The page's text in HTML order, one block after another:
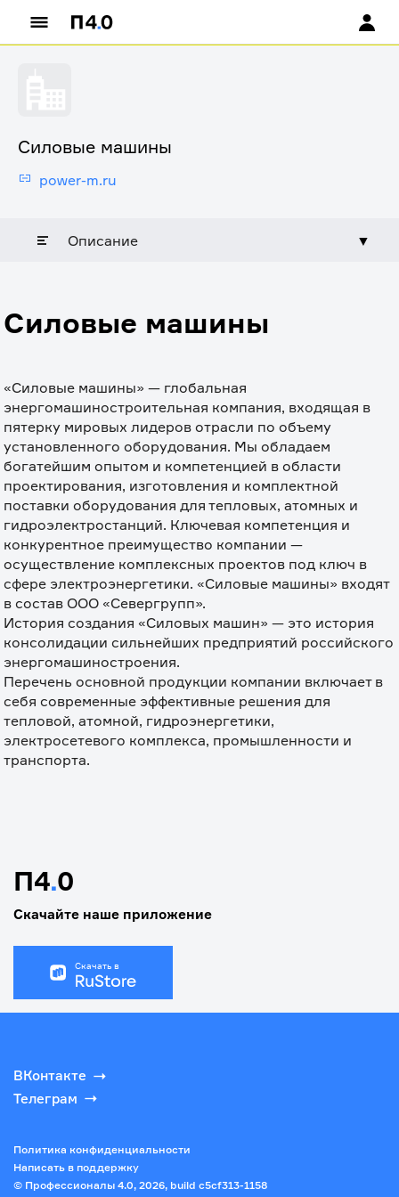
Силовые машины
power-m.ru
Описание ▼
Силовые машины
«Силовые машины» — глобальная
энергомашиностроительная компания, входящая в
пятерку мировых лидеров отрасли по объему
установленного оборудования. Мы обладаем
богатейшим опытом и компетенцией в области
проектирования, изготовления и комплектной
поставки оборудования для тепловых, атомных и
гидроэлектростанций. Ключевая компетенция и
конкурентное преимущество компании —
осуществление комплексных проектов под ключ в
сфере электроэнергетики. «Силовые машины» входят
в состав ООО «Севергрупп».
История создания «Силовых машин» — это история
консолидации сильнейших предприятий российского
энергомашиностроения.
Перечень основной продукции компании включает в
себя современные эффективные решения для
тепловой, атомной, гидроэнергетики,
электросетевого комплекса, промышленности и
транспорта.
П4.0
Скачайте наше приложение
Скачать в
ВКонтакте
Телеграм
© Профессионалы 4.0, 2026, build c5cf313-1158
Политика конфиденциальности
Написать в поддержку